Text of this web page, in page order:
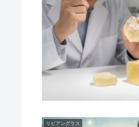
リビアングラス